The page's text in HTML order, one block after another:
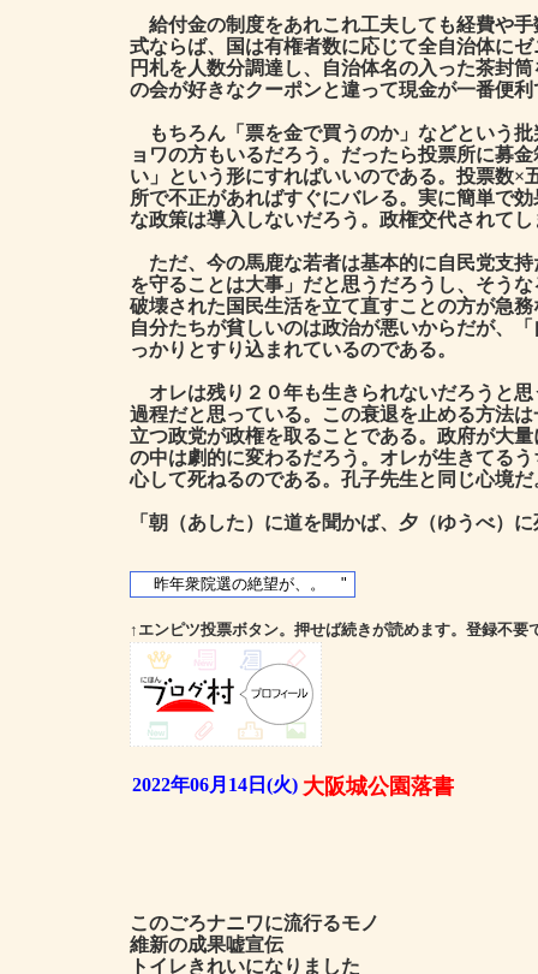
給付金の制度をあれこれ工夫しても経費や
式ならば、国は有権者数に応じて全自治体に
円札を人数分調達し、自治体名の入った茶封
の会が好きなクーポンと違って現金が一番便利
もちろん「票を金で買うのか」などという
ョワの方もいるだろう。だったら投票所に募
い」という形にすればいいのである。投票数×
所で不正があればすぐにバレる。実に簡単で
な政策は導入しないだろう。政権交代されて
ただ、今の馬鹿な若者は基本的に自民党支
を守ることは大事」だと思うだろうし、そう
破壊された国民生活を立て直すことの方が急
自分たちが貧しいのは政治が悪いからだが、
っかりとすり込まれているのである。
オレは残り２０年も生きられないだろうと
過程だと思っている。この衰退を止める方法
立つ政党が政権を取ることである。政府が大
の中は劇的に変わるだろう。オレが生きてる
心して死ねるのである。孔子先生と同じ心境だ
「朝（あした）に道を聞かば、夕（ゆうべ）
↑エンピツ投票ボタン。押せば続きが読めます。登録不要
2022年06月14日(火) 大阪城公園落書
このごろナニワに流行るモノ
維新の成果嘘宣伝
トイレきれいになりました